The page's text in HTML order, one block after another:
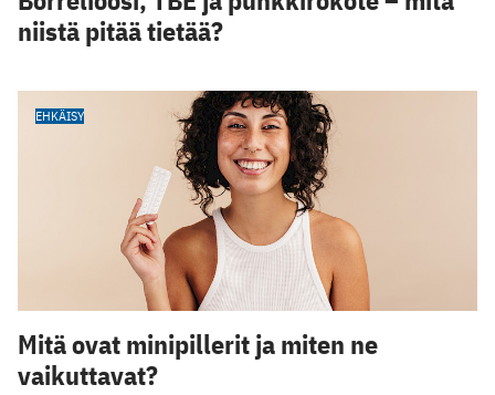
niistä pitää tietää?
EHKÄISY
Mitä ovat minipillerit ja miten ne
vaikuttavat?